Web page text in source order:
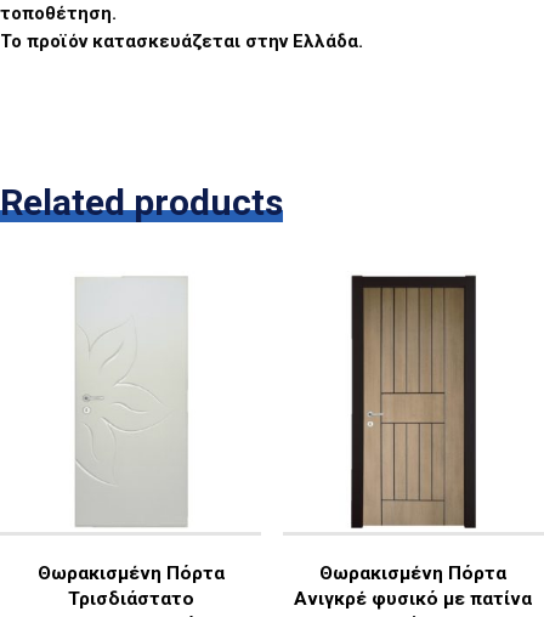
τοποθέτηση.
Το προϊόν κατασκευάζεται στην Ελλάδα.
Related products
Θωρακισμένη Πόρτα
Τρισδιάστατο
Θωρακισμένη Πόρτα
Ανιγκρέ φυσικό με πατίνα